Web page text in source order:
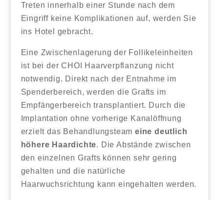
Treten innerhalb einer Stunde nach dem
Eingriff keine Komplikationen auf, werden Sie
ins Hotel gebracht.
Eine Zwischenlagerung der Follikeleinheiten
ist bei der CHOI Haarverpflanzung nicht
notwendig. Direkt nach der Entnahme im
Spenderbereich, werden die Grafts im
Empfängerbereich transplantiert. Durch die
Implantation ohne vorherige Kanalöffnung
erzielt das Behandlungsteam eine deutlich
höhere Haardichte. Die Abstände zwischen
den einzelnen Grafts können sehr gering
gehalten und die natürliche
Haarwuchsrichtung kann eingehalten werden.